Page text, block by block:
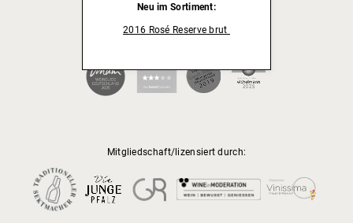
Neu im Sortiment:
2016 Rosé Reserve brut
Unser Weingut wird empfohlen von:
Mitgliedschaft/lizensiert durch: